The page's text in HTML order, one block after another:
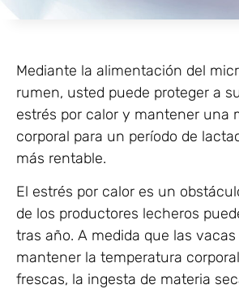
Mediante la alimentación del
rumen, usted puede proteger a
estrés por calor y mantener una
corporal para un período de
más rentable.
El estrés por calor es un
de los productores lecheros
tras año. A medida que las
mantener la temperatura
frescas, la ingesta de materia